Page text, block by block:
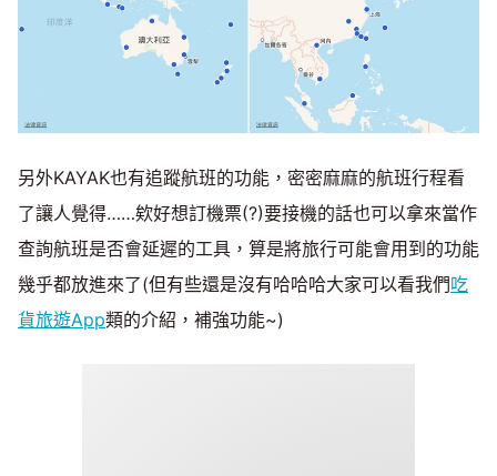
另外KAYAK也有追蹤航班的功能，密密麻麻的航班行程看
了讓人覺得……欸好想訂機票(?)要接機的話也可以拿來當作
查詢航班是否會延遲的工具，算是將旅行可能會用到的功能
幾乎都放進來了(但有些還是沒有哈哈哈大家可以看我們吃
貨旅遊App類的介紹，補強功能~)